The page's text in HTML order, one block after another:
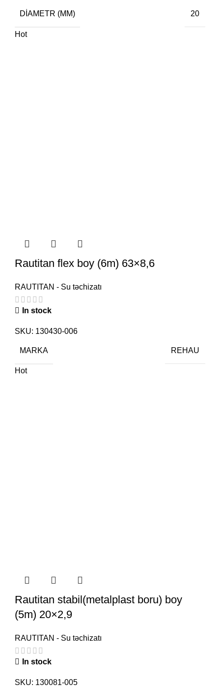
DIAMETR (MM) 20
Hot
Rautitan flex boy (6m) 63×8,6
RAUTITAN - Su təchizatı
In stock
SKU: 130430-006
MARKA REHAU
Hot
Rautitan stabil(metalplast boru) boy
(5m) 20×2,9
RAUTITAN - Su təchizatı
In stock
SKU: 130081-005